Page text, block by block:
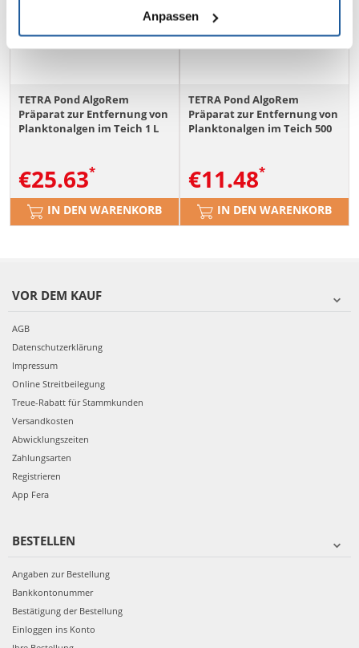
Anpassen
TETRA Pond AlgoRem
Präparat zur Entfernung von
Planktonalgen im Teich 1 L
€25.63
IN DEN WARENKORB
TETRA Pond AlgoRem
Präparat zur Entfernung von
Planktonalgen im Teich 500
€11.48
IN DEN WARENKORB
VOR DEM KAUF
AGB
Datenschutzerklärung
Impressum
Online Streitbeilegung
Treue-Rabatt für Stammkunden
Versandkosten
Abwicklungszeiten
Zahlungsarten
Registrieren
App Fera
BESTELLEN
Angaben zur Bestellung
Bankkontonummer
Bestätigung der Bestellung
Einloggen ins Konto